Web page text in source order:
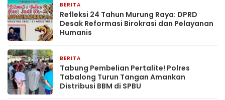
BERITA
Refleksi 24 Tahun Murung Raya: DPRD
Desak Reformasi Birokrasi dan Pelayanan
Humanis
BERITA
Tabung Pembelian Pertalite! Polres
Tabalong Turun Tangan Amankan
Distribusi BBM di SPBU